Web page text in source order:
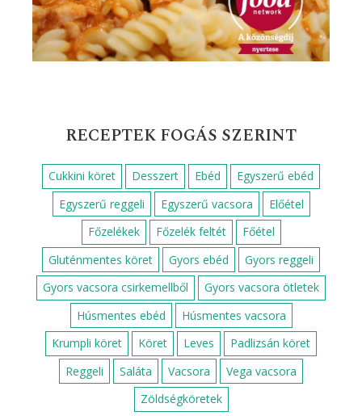
RECEPTEK FOGÁS SZERINT
Cukkini köret Desszert Ebéd
Egyszerű ebéd
Egyszerű reggeli
Egyszerű vacsora
Előétel
Főzelékek
Főzelék feltét
Főétel
Gluténmentes köret
Gyors ebéd
Gyors reggeli
Gyors vacsora csirkemellből
Gyors vacsora ötletek
Húsmentes ebéd
Húsmentes vacsora
Krumpli köret
Köret Leves
Padlizsán köret
Reggeli
Saláta Vacsora
Vega vacsora
Zöldségköretek